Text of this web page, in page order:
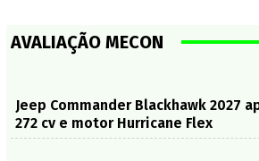
AVALIAÇÃO MECON
Jeep Commander Blackhawk 2027
272 cv e motor Hurricane Flex